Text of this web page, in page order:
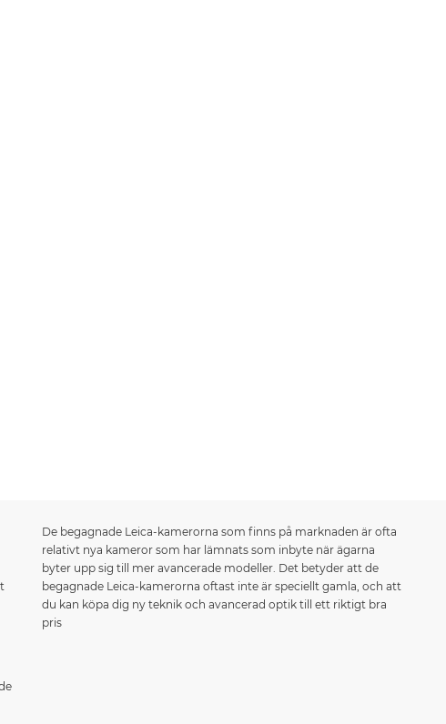
De begagnade Leica-kamerorna som finns på marknaden är ofta
relativt nya kameror som har lämnats som inbyte när ägarna
byter upp sig till mer avancerade modeller. Det betyder att de
begagnade Leica-kamerorna oftast inte är speciellt gamla, och att
du kan köpa dig ny teknik och avancerad optik till ett riktigt bra
pris